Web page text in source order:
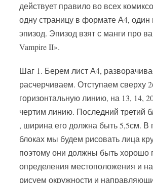
действует правило во всех
одну страницу в формате А4,
эпизод. Эпизод взят с манги про
Vampire II».
Шаг 1. Берем лист А4,
расчерчиваем. Отступаем сверху
горизонтальную линию, на 13, 14,
чертим линию. Последний третий
, ширина его должна быть 5,5см. В
блоках мы будем рисовать лица
поэтому они должны быть хорошо
определения местоположения и
рисуем окружности и